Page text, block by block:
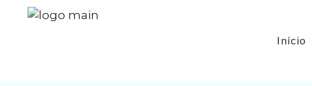
Início